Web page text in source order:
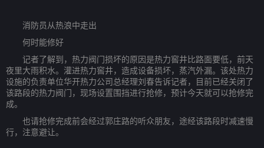
消防员从热浪中走出
何时能修好
记者了解到，热力阀门损坏的原因是热力窖井比路面要低，前天
夜里大雨积水。灌进热力窖井，造成设备损坏，蒸汽外漏。该处热力
设施的负责单位华开热力公司总经理刘春告诉记者，目前已经关闭了
该路段的热力阀门，现场设置围挡进行抢修，预计今天就可以抢修完
成。
也请抢修完成前会经过郭庄路的听众朋友，途经该路段时减速慢
行，注意避让。